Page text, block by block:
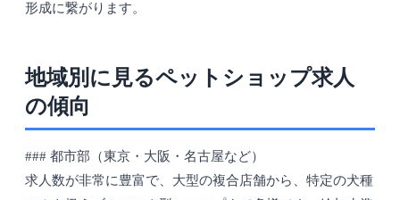
形成に繋がります。
地域別に見るペットショップ求人
の傾向
### 都市部（東京・大阪・名古屋など）
求人数が非常に豊富で、大型の複合店舗から、特定の犬種